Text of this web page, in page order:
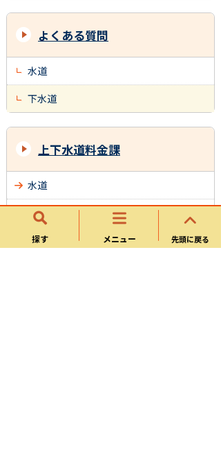
探す メニュー 先頭に戻る
よくある質問
水道
下水道
上下水道料金課
水道
下水道
様式ダウンロード